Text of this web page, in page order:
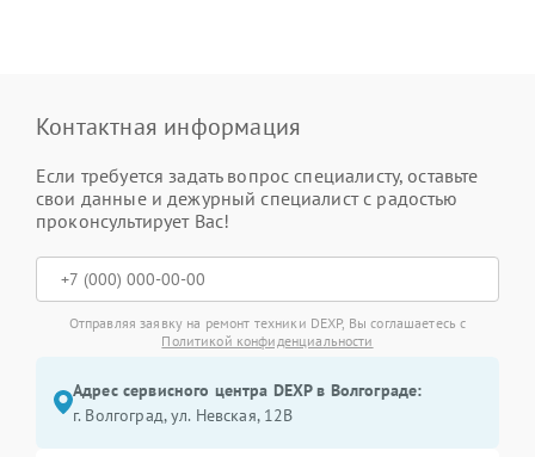
Контактная информация
Если требуется задать вопрос специалисту, оставьте
свои данные и дежурный специалист с радостью
проконсультирует Вас!
Отправляя заявку на ремонт техники DEXP, Вы соглашаетесь с
Политикой конфиденциальности
Адрес сервисного центра DEXP в Волгограде:
г. Волгоград, ул. Невская, 12В